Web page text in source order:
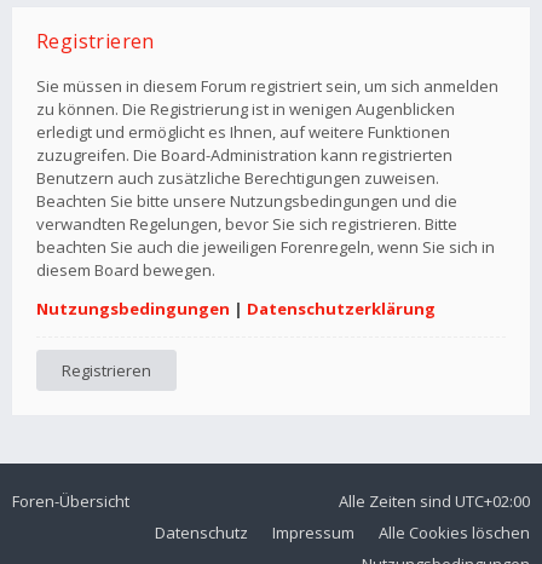
Registrieren
Sie müssen in diesem Forum registriert sein, um sich anmelden
zu können. Die Registrierung ist in wenigen Augenblicken
erledigt und ermöglicht es Ihnen, auf weitere Funktionen
zuzugreifen. Die Board-Administration kann registrierten
Benutzern auch zusätzliche Berechtigungen zuweisen.
Beachten Sie bitte unsere Nutzungsbedingungen und die
verwandten Regelungen, bevor Sie sich registrieren. Bitte
beachten Sie auch die jeweiligen Forenregeln, wenn Sie sich in
diesem Board bewegen.
Nutzungsbedingungen | Datenschutzerklärung
Registrieren
Foren-Übersicht Alle Zeiten sind UTC+02:00
Alle Cookies löschen
Impressum
Datenschutz